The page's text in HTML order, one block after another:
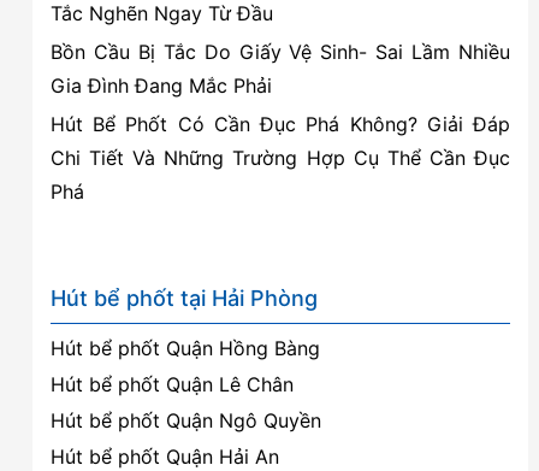
Tắc Nghẽn Ngay Từ Đầu
Bồn Cầu Bị Tắc Do Giấy Vệ Sinh- Sai Lầm Nhiều
Gia Đình Đang Mắc Phải
Hút Bể Phốt Có Cần Đục Phá Không? Giải Đáp
Chi Tiết Và Những Trường Hợp Cụ Thể Cần Đục
Phá
Hút bể phốt tại Hải Phòng
Hút bể phốt Quận Hồng Bàng
Hút bể phốt Quận Lê Chân
Hút bể phốt Quận Ngô Quyền
Hút bể phốt Quận Hải An